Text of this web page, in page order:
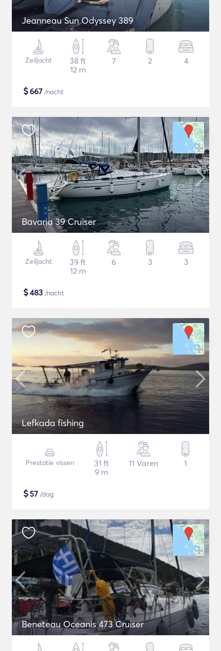
Jeanneau Sun Odyssey 389
Zeiljacht
38 ft
12 m
7 2 4
$667 /nacht
Bavaria 39 Cruiser
Zeiljacht
39 ft
12 m
6 3 3
$483 /nacht
Lefkada fishing
Prestatie vissen
31 ft
9 m
11 Varen 1
$57 /dag
Beneteau Oceanis 473 Cruiser